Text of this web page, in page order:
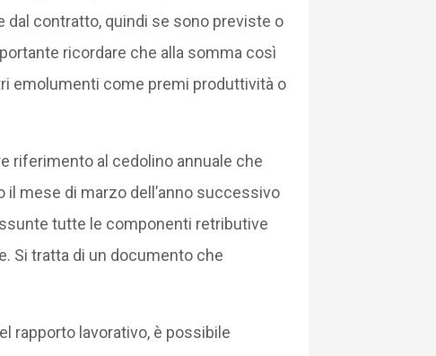
contratto, quindi se sono previste o
ricordare che alla somma così
emolumenti come premi produttività o
riferimento al cedolino annuale che
mese di marzo dell’anno successivo
tutte le componenti retributive
Si tratta di un documento che
rapporto lavorativo, è possibile